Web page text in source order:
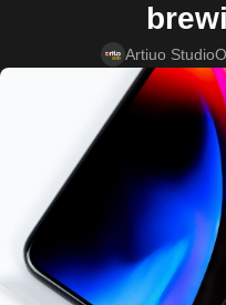
Artiuo Studio